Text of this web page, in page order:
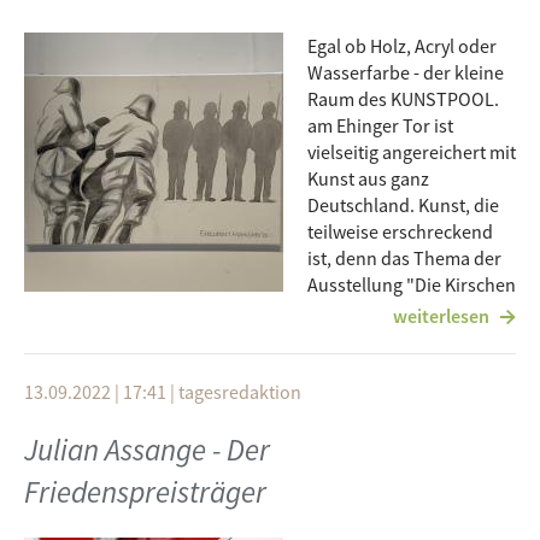
Egal ob Holz, Acryl oder
Wasserfarbe - der kleine
Raum des KUNSTPOOL.
am Ehinger Tor ist
vielseitig angereichert mit
Kunst aus ganz
Deutschland. Kunst, die
teilweise erschreckend
ist, denn das Thema der
Ausstellung "Die Kirschen
der Freiheit" ist
Friedenswochen stattfindenden Ausstellung ein paar Worte,
Mut zur Freiheit haben, diesem nur scheinbaren Zwang zur
militärischen und atomaren Aufrüstung entgegenzutreten.
Es geht um den Willen zum Leben, zum gemeinsamen
weiterlesen
13.09.2022 | 17:41 | tagesredaktion
Julian Assange - Der
Friedenspreisträger